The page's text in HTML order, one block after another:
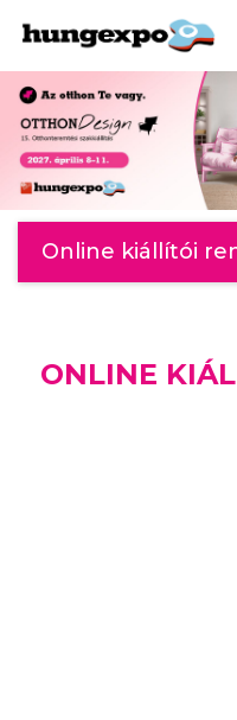
Online kiállítói
ONLINE